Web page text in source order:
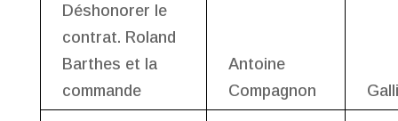
Déshonorer le
contrat. Roland
Barthes et la
commande
Antoine
Compagnon